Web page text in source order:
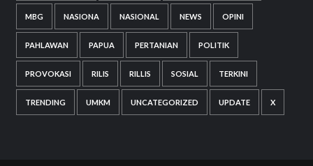
MBG NASIONA NASIONAL NEWS OPINI
PAHLAWAN PAPUA PERTANIAN POLITIK
PROVOKASI RILIS RILLIS SOSIAL TERKINI
TRENDING UMKM UNCATEGORIZED UPDATE X